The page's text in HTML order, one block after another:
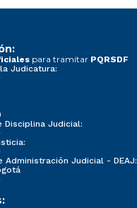
para tramitar PQRSDF
Judicatura:
Disciplina Judicial:
Administración Judicial - DEAJ: